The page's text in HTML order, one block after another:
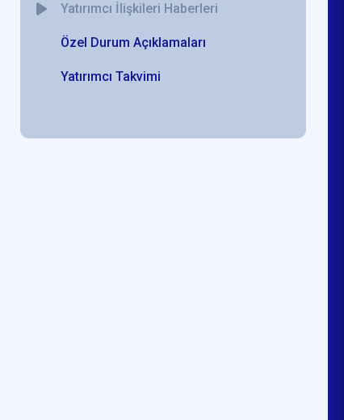
Yatırımcı İlişkileri Haberleri
Özel Durum Açıklamaları
Yatırımcı Takvimi